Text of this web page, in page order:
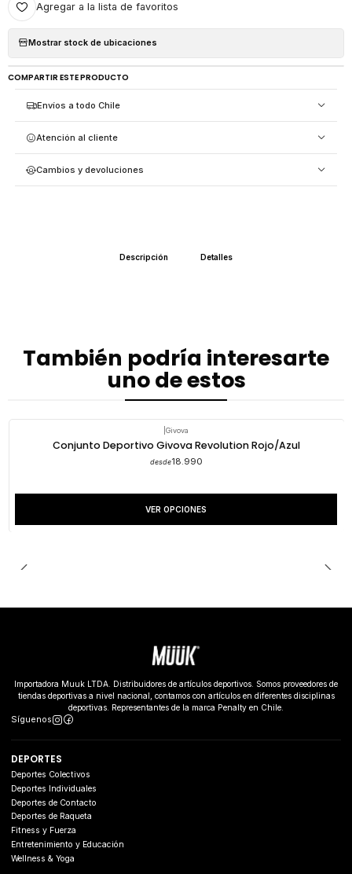
Agregar a la lista de favoritos
Mostrar stock de ubicaciones
COMPARTIR ESTE PRODUCTO
Envíos a todo Chile
Atención al cliente
Cambios y devoluciones
Descripción Detalles
También podría interesarte
uno de estos
Givova
Conjunto Deportivo Givova Revolution Rojo/Azul
desde18.990
VER OPCIONES
Importadora Muuk LTDA. Distribuidores de artículos deportivos. Somos proveedores de
tiendas deportivas a nivel nacional, contamos con artículos en diferentes disciplinas
deportivas. Representantes de la marca Penalty en Chile.
Síguenos
DEPORTES
Deportes Colectivos
Deportes Individuales
Deportes de Contacto
Deportes de Raqueta
Fitness y Fuerza
Entretenimiento y Educación
Wellness & Yoga